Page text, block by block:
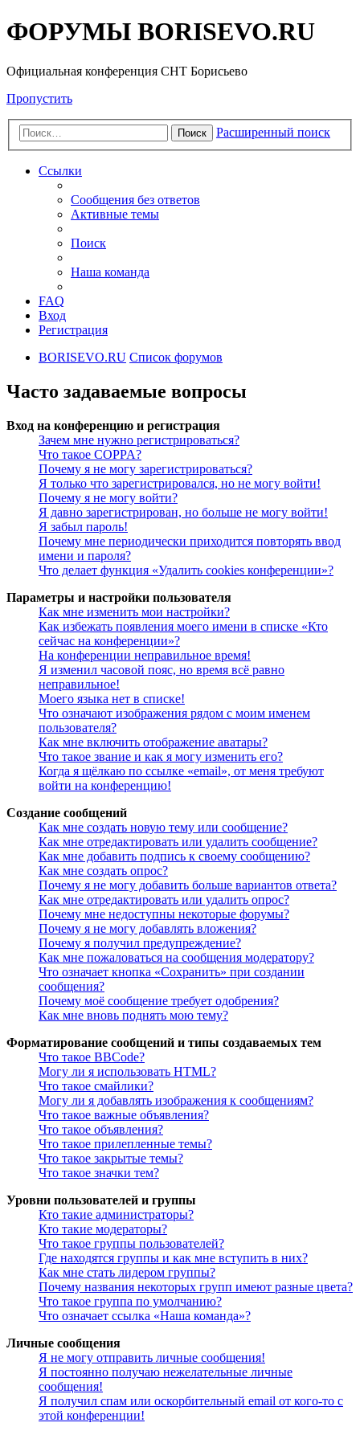
ФОРУМЫ BORISEVO.RU
Официальная конференция СНТ Борисьево
Пропустить
Поиск Расширенный поиск
Ссылки
Сообщения без ответов
Активные темы
Поиск
Наша команда
FAQ
Вход
Регистрация
BORISEVO.RU Список форумов
Часто задаваемые вопросы
Вход на конференцию и регистрация
Зачем мне нужно регистрироваться?
Что такое COPPA?
Почему я не могу зарегистрироваться?
Я только что зарегистрировался, но не могу войти!
Почему я не могу войти?
Я давно зарегистрирован, но больше не могу войти!
Я забыл пароль!
Почему мне периодически приходится повторять ввод
имени и пароля?
Что делает функция «Удалить cookies конференции»?
Параметры и настройки пользователя
Как мне изменить мои настройки?
Как избежать появления моего имени в списке «Кто
сейчас на конференции»?
На конференции неправильное время!
Я изменил часовой пояс, но время всё равно
неправильное!
Моего языка нет в списке!
Что означают изображения рядом с моим именем
пользователя?
Как мне включить отображение аватары?
Что такое звание и как я могу изменить его?
Когда я щёлкаю по ссылке «email», от меня требуют
войти на конференцию!
Создание сообщений
Как мне создать новую тему или сообщение?
Как мне отредактировать или удалить сообщение?
Как мне добавить подпись к своему сообщению?
Как мне создать опрос?
Почему я не могу добавить больше вариантов ответа?
Как мне отредактировать или удалить опрос?
Почему мне недоступны некоторые форумы?
Почему я не могу добавлять вложения?
Почему я получил предупреждение?
Как мне пожаловаться на сообщения модератору?
Что означает кнопка «Сохранить» при создании
сообщения?
Почему моё сообщение требует одобрения?
Как мне вновь поднять мою тему?
Форматирование сообщений и типы создаваемых тем
Что такое BBCode?
Могу ли я использовать HTML?
Что такое смайлики?
Могу ли я добавлять изображения к сообщениям?
Что такое важные объявления?
Что такое объявления?
Что такое прилепленные темы?
Что такое закрытые темы?
Что такое значки тем?
Уровни пользователей и группы
Кто такие администраторы?
Кто такие модераторы?
Что такое группы пользователей?
Где находятся группы и как мне вступить в них?
Как мне стать лидером группы?
Почему названия некоторых групп имеют разные цвета?
Что такое группа по умолчанию?
Что означает ссылка «Наша команда»?
Личные сообщения
Я не могу отправить личные сообщения!
Я постоянно получаю нежелательные личные
сообщения!
Я получил спам или оскорбительный email от кого-то с
этой конференции!